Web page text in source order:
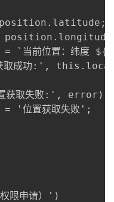
`当前位置：纬度
成功:',
取失败:', error);
'位置获取失败';
限申请）')